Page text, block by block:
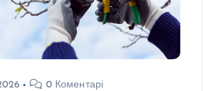
0 Коментарі